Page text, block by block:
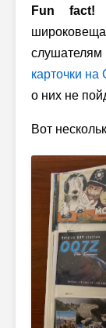
Fun fact!
слушателям
карточки на
о них не
Вот